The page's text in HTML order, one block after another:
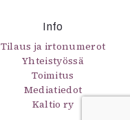
Info
Tilaus ja irtonumerot
Yhteistyössä
Toimitus
Mediatiedot
Kaltio ry